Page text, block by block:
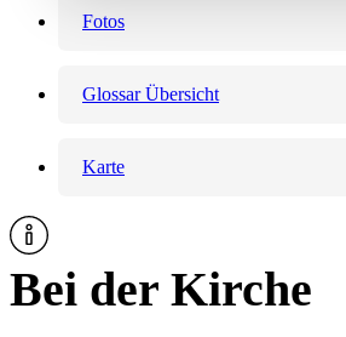
Fotos
Glossar Übersicht
Karte
Bei der Kirche